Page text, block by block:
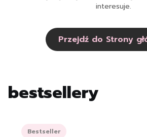
interesuje.
Przejdź do Strony
bestsellery
Bestseller